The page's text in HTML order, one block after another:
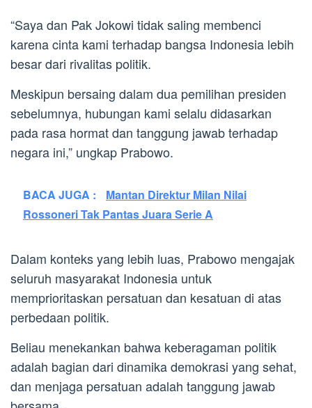
“Saya dan Pak Jokowi tidak saling membenci
karena cinta kami terhadap bangsa Indonesia lebih
besar dari rivalitas politik.
Meskipun bersaing dalam dua pemilihan presiden
sebelumnya, hubungan kami selalu didasarkan
pada rasa hormat dan tanggung jawab terhadap
negara ini,” ungkap Prabowo.
BACA JUGA :
Mantan Direktur Milan Nilai
Rossoneri Tak Pantas Juara Serie A
Dalam konteks yang lebih luas, Prabowo mengajak
seluruh masyarakat Indonesia untuk
memprioritaskan persatuan dan kesatuan di atas
perbedaan politik.
Beliau menekankan bahwa keberagaman politik
adalah bagian dari dinamika demokrasi yang sehat,
dan menjaga persatuan adalah tanggung jawab